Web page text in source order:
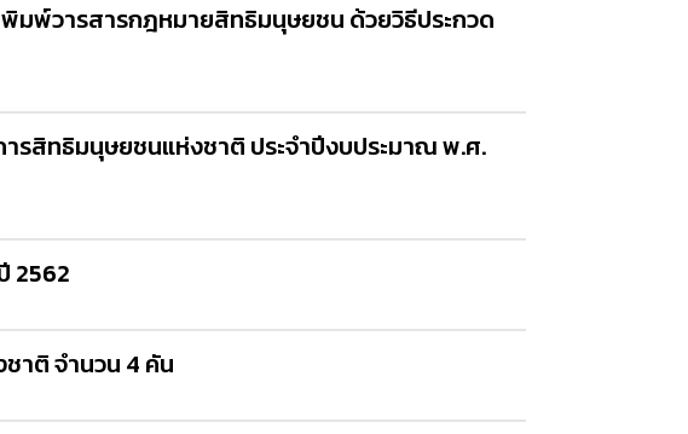
พิมพ์วารสารกฎหมายสิทธิมนุษยชน ด้วยวิธีประกวด
รสิทธิมนุษยชนแห่งชาติ ประจำปีงบประมาณ พ.ศ.
2562
าติ จำนวน 4 คัน